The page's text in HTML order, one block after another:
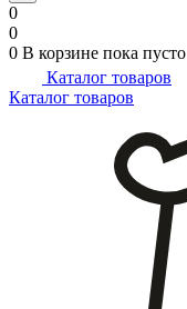
0
0
0 В корзине пока пусто
Каталог товаров
Каталог товаров